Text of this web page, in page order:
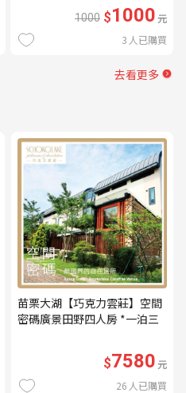
1000 $1000元
3 人已購買
去看更多
苗栗大湖【巧克力雲莊】空間
密碼廣景田野四人房 *一泊三
$7580元
26 人已購買